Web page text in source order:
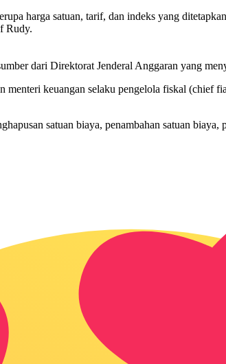
harga satuan, tarif, dan indeks yang
Rudy.
dari Direktorat Jenderal Anggaran yang
menteri keuangan selaku pengelola fiskal (chief
satuan biaya, penambahan satuan biaya,